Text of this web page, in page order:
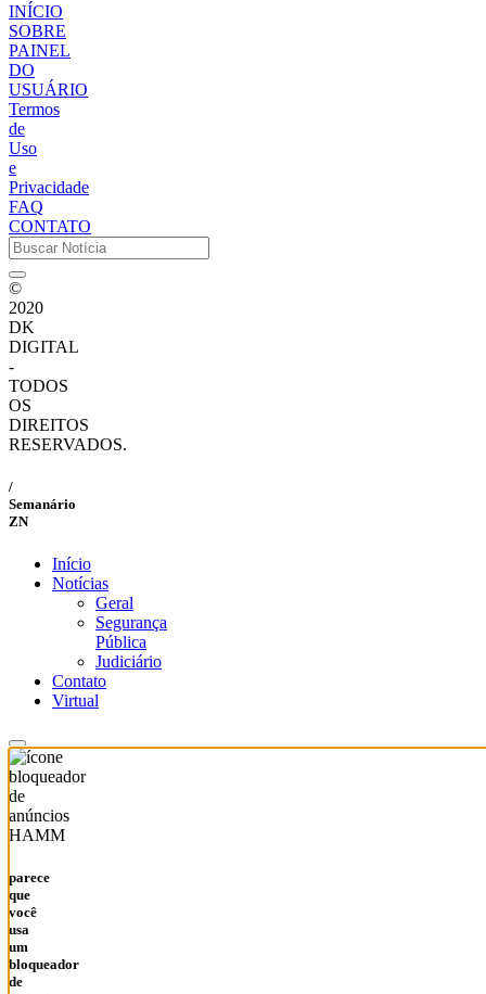
INÍCIO
SOBRE
PAINEL
DO
USUÁRIO
Termos
de
Uso
e
Privacidade
FAQ
CONTATO
©
2020
DK
DIGITAL
-
TODOS
OS
DIREITOS
RESERVADOS.
/
Semanário
ZN
Início
Notícias
Geral
Segurança
Pública
Judiciário
Contato
Virtual
HAMM
parece
que
você
usa
um
bloqueador
de